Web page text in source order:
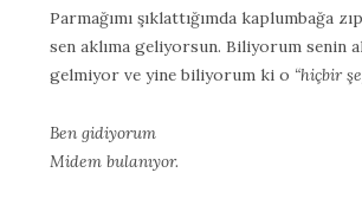
Parmağımı şıklattığımda kaplumbağa
sen aklıma geliyorsun. Biliyorum senin
gelmiyor ve yine biliyorum ki o “hiçbir
Ben gidiyorum
Midem bulanıyor.